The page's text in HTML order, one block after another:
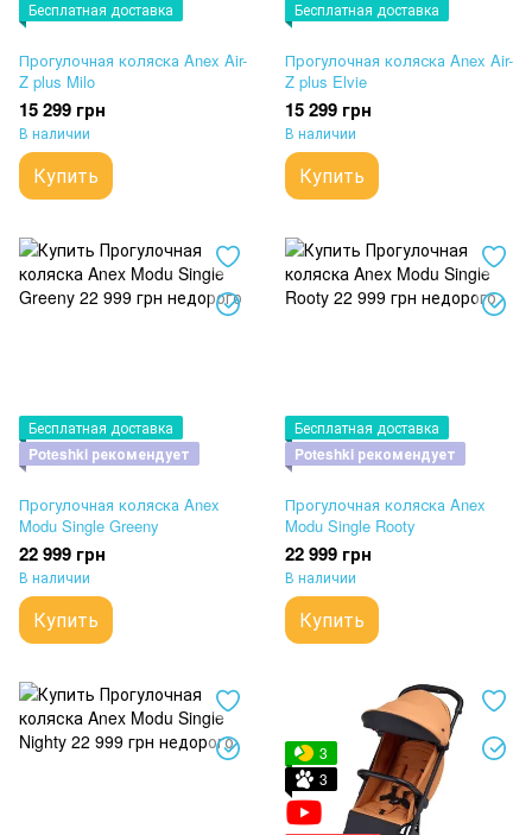
Бесплатная доставка
Прогулочная коляска Anex Air-
Z plus Milo
15 299 грн
В наличии
Купить
Бесплатная доставка
Прогулочная коляска Anex Air-
Z plus Elvie
15 299 грн
В наличии
Купить
Бесплатная доставка
Poteshki рекомендует
Прогулочная коляска Anex
Modu Single Greeny
22 999 грн
В наличии
Купить
Бесплатная доставка
Poteshki рекомендует
Прогулочная коляска Anex
Modu Single Rooty
22 999 грн
В наличии
Купить
3
3